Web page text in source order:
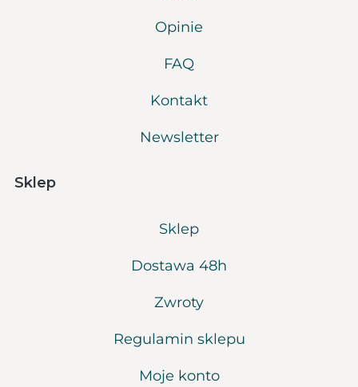
Opinie
FAQ
Kontakt
Newsletter
Sklep
Sklep
Dostawa 48h
Zwroty
Regulamin sklepu
Moje konto